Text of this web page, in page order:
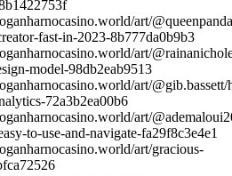
art/
fast-in-2023-8b777da0b9b3
art/
model-98db2eab9513
art/@gib.bassett/
72a3b2ea00b6
art/
to-use-and-navigate-fa29f8c3e4e1
art/gracious-